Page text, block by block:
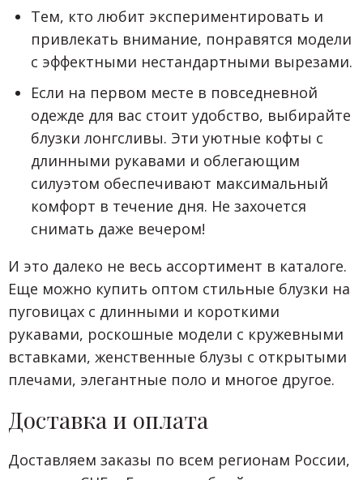
Тем, кто любит экспериментировать и
привлекать внимание, понравятся модели
с эффектными нестандартными вырезами.
Если на первом месте в повседневной
одежде для вас стоит удобство, выбирайте
блузки лонгсливы. Эти уютные кофты с
длинными рукавами и облегающим
силуэтом обеспечивают максимальный
комфорт в течение дня. Не захочется
снимать даже вечером!
И это далеко не весь ассортимент в каталоге.
Еще можно купить оптом стильные блузки на
пуговицах с длинными и короткими
рукавами, роскошные модели с кружевными
вставками, женственные блузы с открытыми
плечами, элегантные поло и многое другое.
Доставка и оплата
Доставляем заказы по всем регионам России,